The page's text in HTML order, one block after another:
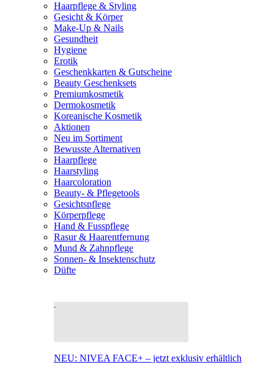
Haarpflege & Styling
Gesicht & Körper
Make-Up & Nails
Gesundheit
Hygiene
Erotik
Geschenkkarten & Gutscheine
Beauty Geschenksets
Premiumkosmetik
Dermokosmetik
Koreanische Kosmetik
Aktionen
Neu im Sortiment
Bewusste Alternativen
Haarpflege
Haarstyling
Haarcoloration
Beauty- & Pflegetools
Gesichtspflege
Körperpflege
Hand & Fusspflege
Rasur & Haarentfernung
Mund & Zahnpflege
Sonnen- & Insektenschutz
Düfte
NEU: NIVEA FACE+ – jetzt exklusiv erhältlich